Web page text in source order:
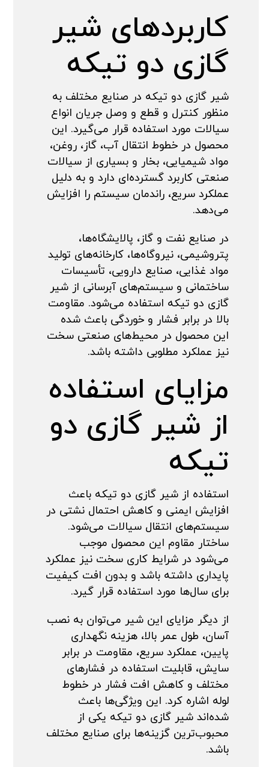
کاربردهای شیر
گازی دو تیکه
شیر گازی دو تیکه در صنایع مختلف به
منظور کنترل و قطع و وصل جریان انواع
سیالات مورد استفاده قرار می‌گیرد. این
محصول در خطوط انتقال آب، گاز، روغن،
مواد شیمیایی، بخار و بسیاری از سیالات
صنعتی کاربرد گسترده‌ای دارد و به دلیل
عملکرد سریع، راندمان سیستم را افزایش
می‌دهد.
در صنایع نفت و گاز، پالایشگاه‌ها،
پتروشیمی، نیروگاه‌ها، کارخانه‌های تولید
مواد غذایی، صنایع دارویی، تأسیسات
ساختمانی و سیستم‌های آبرسانی از شیر
گازی دو تیکه استفاده می‌شود. مقاومت
بالا در برابر فشار و خوردگی باعث شده
این محصول در محیط‌های صنعتی سخت
نیز عملکرد مطلوبی داشته باشد.
مزایای استفاده
از شیر گازی دو
تیکه
استفاده از شیر گازی دو تیکه باعث
افزایش ایمنی و کاهش احتمال نشتی در
سیستم‌های انتقال سیالات می‌شود.
ساختار مقاوم این محصول موجب
می‌شود در شرایط کاری سخت نیز عملکرد
پایداری داشته باشد و بدون افت کیفیت
برای سال‌ها مورد استفاده قرار گیرد.
از دیگر مزایای این شیر می‌توان به نصب
آسان، طول عمر بالا، هزینه نگهداری
پایین، عملکرد سریع، مقاومت در برابر
سایش، قابلیت استفاده در فشارهای
مختلف و کاهش افت فشار در خطوط
لوله اشاره کرد. این ویژگی‌ها باعث
شده‌اند شیر گازی دو تیکه یکی از
محبوب‌ترین گزینه‌ها برای صنایع مختلف
باشد.